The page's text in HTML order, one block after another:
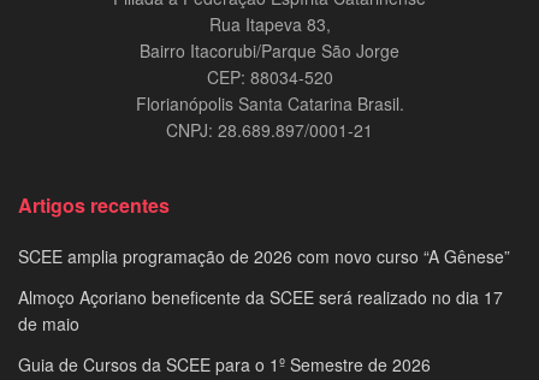
Rua Itapeva 83,
Bairro Itacorubi/Parque São Jorge
CEP: 88034-520
Florianópolis Santa Catarina Brasil.
CNPJ: 28.689.897/0001-21
Artigos recentes
SCEE amplia programação de 2026 com novo curso “A Gênese”
Almoço Açoriano beneficente da SCEE será realizado no dia 17
de maio
Guia de Cursos da SCEE para o 1º Semestre de 2026